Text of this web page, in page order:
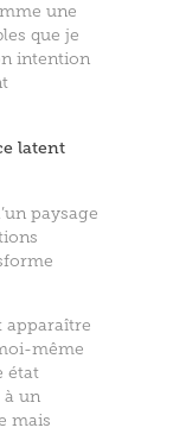
une
que je
intention
latent
paysage
apparaître
même
état
à un
mais